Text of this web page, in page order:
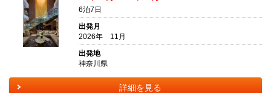
6泊7日
出発月
2026年 11月
出発地
神奈川県
詳細を見る